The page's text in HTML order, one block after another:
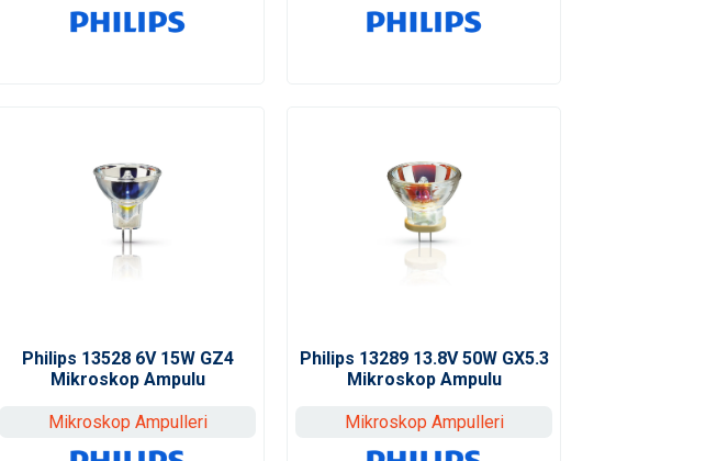
Philips 13528 6V 15W GZ4
Mikroskop Ampulu
Mikroskop Ampulleri
Philips 13289 13.8V 50W GX5.3
Mikroskop Ampulu
Mikroskop Ampulleri